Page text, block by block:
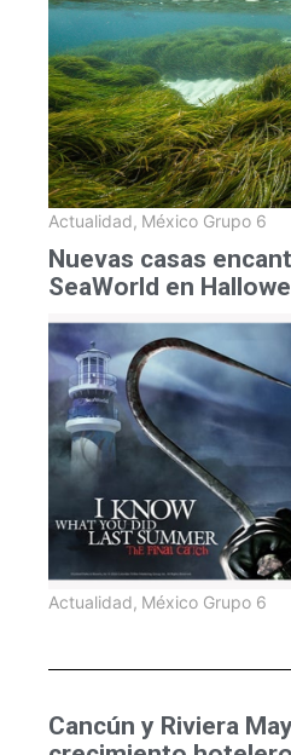
Actualidad, México Grupo 6
Nuevas casas
SeaWorld en
Actualidad, México Grupo 6
Cancún y Riviera